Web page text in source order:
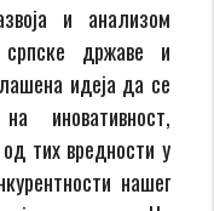
и анализом
српске државе и
идеја да се
иновативност,
тих вредности у
нашег